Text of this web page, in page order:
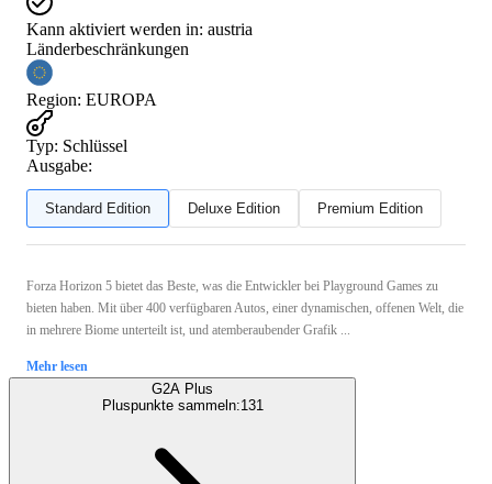
Kann aktiviert werden in: austria
Länderbeschränkungen
Region: EUROPA
Typ: Schlüssel
Ausgabe:
Standard Edition Deluxe Edition Premium Edition
Forza Horizon 5 bietet das Beste, was die Entwickler bei Playground Games zu
bieten haben. Mit über 400 verfügbaren Autos, einer dynamischen, offenen Welt, die
in mehrere Biome unterteilt ist, und atemberaubender Grafik ...
Mehr lesen
G2A Plus
Pluspunkte sammeln:131